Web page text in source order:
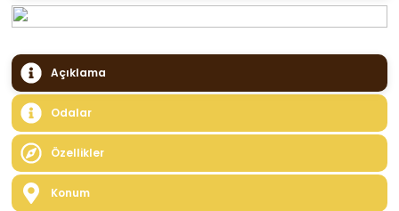
Açıklama
Odalar
Özellikler
Konum